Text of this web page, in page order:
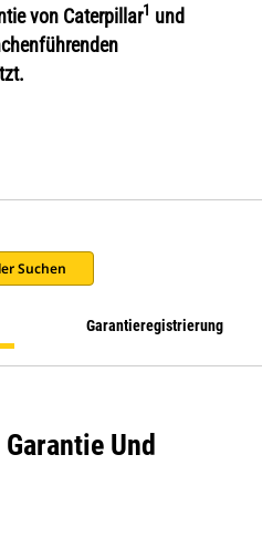
von Caterpillar1 und
Suchen
Garantieregistrierung
Und